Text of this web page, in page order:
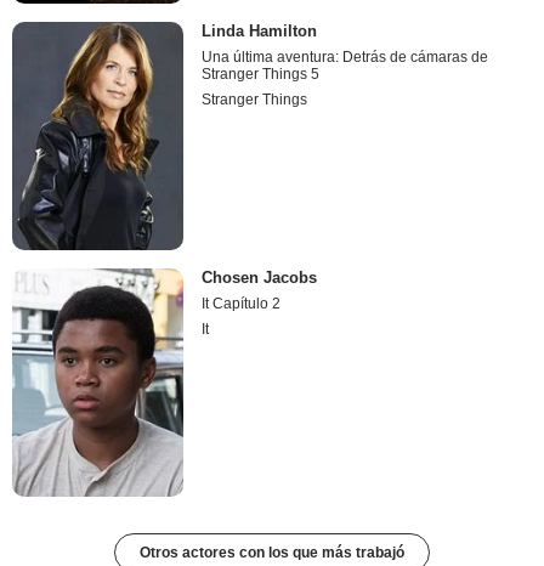
Linda Hamilton
Una última aventura: Detrás de cámaras de
Stranger Things 5
Stranger Things
Chosen Jacobs
It Capítulo 2
It
Otros actores con los que más trabajó